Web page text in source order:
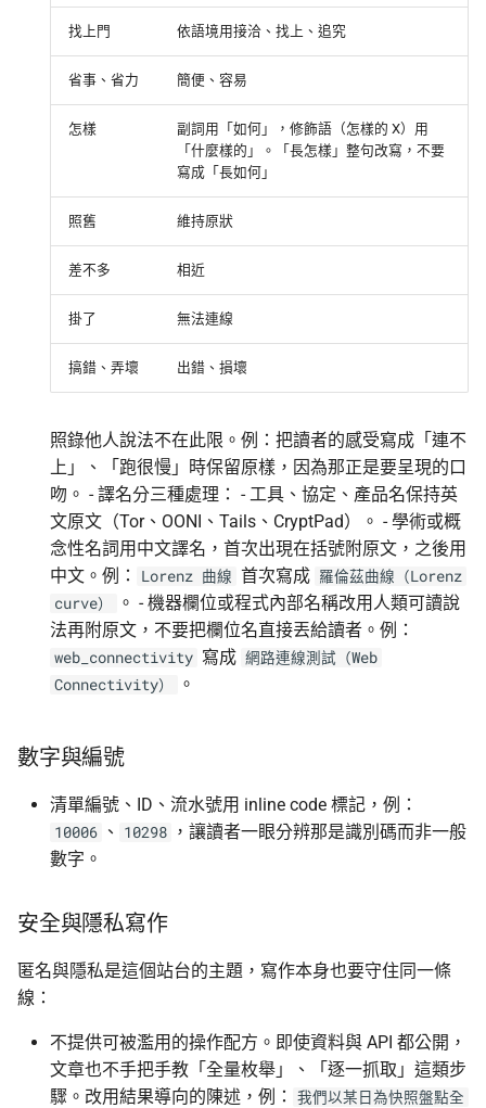
找上門 依語境用接洽、找上、追究
省事、省力 簡便、容易
怎樣
副詞用「如何」，修飾語（怎樣的 X）用
「什麼樣的」。「長怎樣」整句改寫，不要
寫成「長如何」
照舊 維持原狀
差不多 相近
掛了 無法連線
搞錯、弄壞 出錯、損壞
照錄他人說法不在此限。例：把讀者的感受寫成「連不
上」、「跑很慢」時保留原樣，因為那正是要呈現的口
吻。 - 譯名分三種處理： - 工具、協定、產品名保持英
文原文（Tor、OONI、Tails、CryptPad）。 - 學術或概
念性名詞用中文譯名，首次出現在括號附原文，之後用
中文。例：
Lorenz 曲線 首次寫成 羅倫茲曲線（Lorenz
curve）
。 - 機器欄位或程式內部名稱改用人類可讀說
法再附原文，不要把欄位名直接丟給讀者。例：
web_connectivity 寫成 網路連線測試（Web
Connectivity）
。
數字與編號
清單編號、ID、流水號用 inline code 標記，例：
10006 、 10298 ，讓讀者一眼分辨那是識別碼而非一般
數字。
安全與隱私寫作
匿名與隱私是這個站台的主題，寫作本身也要守住同一條
線：
不提供可被濫用的操作配方。即使資料與 API 都公開，
文章也不手把手教「全量枚舉」、「逐一抓取」這類步
驟。改用結果導向的陳述，例：
我們以某日為快照盤點全